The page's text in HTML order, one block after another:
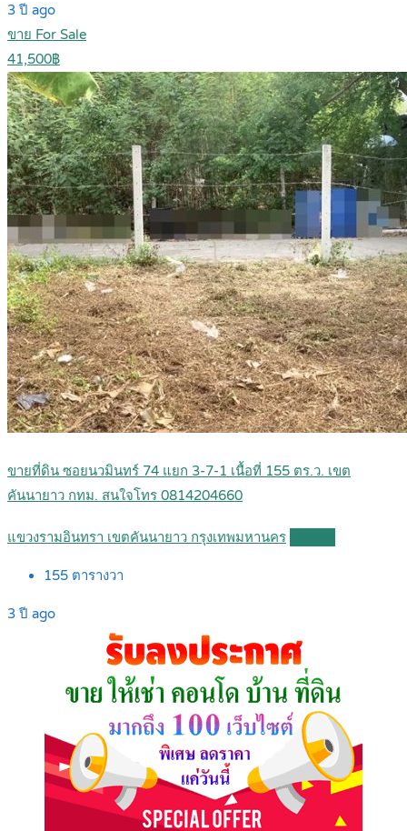
3 ปี ago
ขาย For Sale
41,500฿
ขายที่ดิน ซอยนวมินทร์ 74 แยก 3-7-1 เนื้อที่ 155 ตร.ว. เขต
คันนายาว กทม. สนใจโทร 0814204660
แขวงรามอินทรา เขตคันนายาว กรุงเทพมหานคร
155 ตารางวา
3 ปี ago